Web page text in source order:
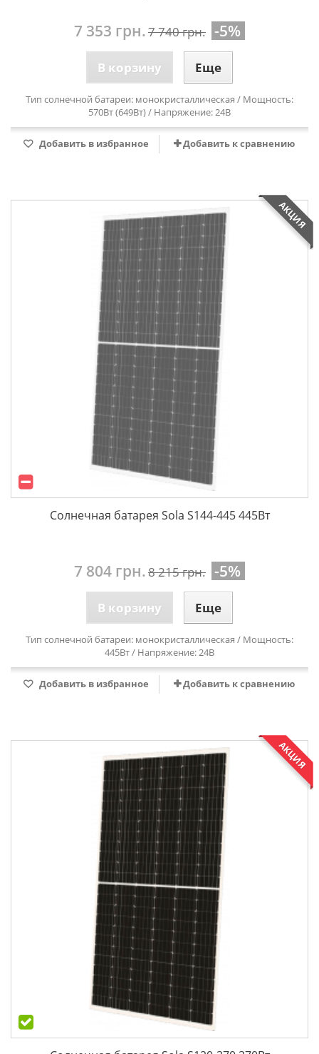
7 353 грн.7 740 грн. -5%
В корзину Еще
Тип солнечной батареи: монокристаллическая / Мощность:
570Вт (649Вт) / Напряжение: 24В
Добавить в избранное Добавить к сравнению
АКЦИЯ
Солнечная батарея Sola S144-445 445Вт
7 804 грн.8 215 грн. -5%
В корзину Еще
Тип солнечной батареи: монокристаллическая / Мощность:
445Вт / Напряжение: 24В
Добавить в избранное Добавить к сравнению
АКЦИЯ